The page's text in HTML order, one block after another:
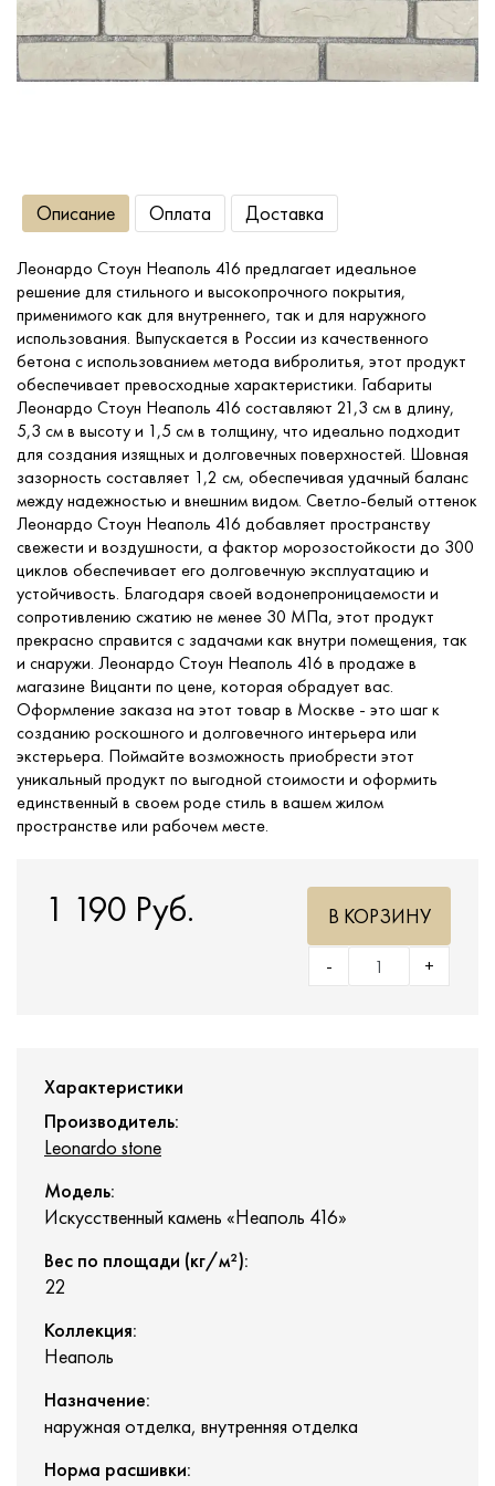
Сопутствующие товары
Услуги
Портфолио
Доставка
Контакты
Описание Оплата Доставка
Леонардо Стоун Неаполь 416 предлагает идеальное
решение для стильного и высокопрочного покрытия,
применимого как для внутреннего, так и для наружного
использования. Выпускается в России из качественного
бетона с использованием метода вибролитья, этот продукт
обеспечивает превосходные характеристики. Габариты
Леонардо Стоун Неаполь 416 составляют 21,3 см в длину,
5,3 см в высоту и 1,5 см в толщину, что идеально подходит
для создания изящных и долговечных поверхностей. Шовная
зазорность составляет 1,2 см, обеспечивая удачный баланс
между надежностью и внешним видом. Светло-белый оттенок
Леонардо Стоун Неаполь 416 добавляет пространству
свежести и воздушности, а фактор морозостойкости до 300
циклов обеспечивает его долговечную эксплуатацию и
устойчивость. Благодаря своей водонепроницаемости и
сопротивлению сжатию не менее 30 МПа, этот продукт
прекрасно справится с задачами как внутри помещения, так
и снаружи. Леонардо Стоун Неаполь 416 в продаже в
магазине Вицанти по цене, которая обрадует вас.
Оформление заказа на этот товар в Москве - это шаг к
созданию роскошного и долговечного интерьера или
экстерьера. Поймайте возможность приобрести этот
уникальный продукт по выгодной стоимости и оформить
единственный в своем роде стиль в вашем жилом
пространстве или рабочем месте.
1 190 Руб.
+
-
В КОРЗИНУ
Характеристики
Производитель:
Leonardo stone
Модель:
Искусственный камень «Неаполь 416»
Вес по площади (кг/м²):
22
Коллекция:
Неаполь
Назначение:
наружная отделка, внутренняя отделка
Норма расшивки: